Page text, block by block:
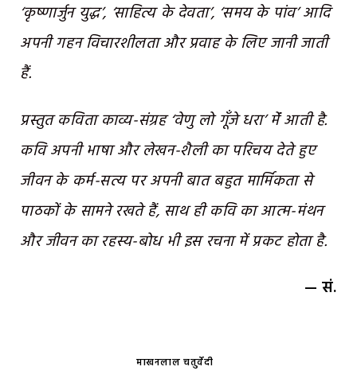
‘कृष्णार्जुन युद्ध’, ‘साहित्य के देवता’, ‘समय के पांव’ आदि
अपनी गहन विचारशीलता और प्रवाह के लिए जानी जाती
हैं.
प्रस्तुत कविता काव्य-संग्रह ‘वेणु लो गूँजे धरा’ मेंं आती है.
कवि अपनी भाषा और लेखन-शैली का परिचय देते हुए
जीवन के कर्म-सत्य पर अपनी बात बहुत मार्मिकता से
पाठकों के सामने रखते हैं, साथ ही कवि का आत्म-मंथन
और जीवन का रहस्य-बोध भी इस रचना में प्रकट होता है.
— सं.
माखनलाल चतुर्वेदी